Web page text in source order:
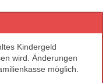
Kindergeld
wird. Änderungen
möglich.